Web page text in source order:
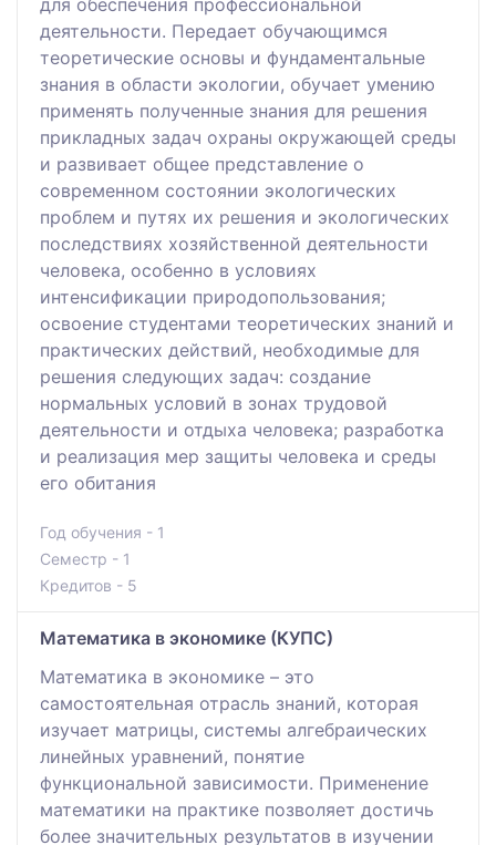
деятельности. Передает обучающимся
теоретические основы и фундаментальные
знания в области экологии, обучает умению
применять полученные знания для решения
прикладных задач охраны окружающей среды
и развивает общее представление о
современном состоянии экологических
проблем и путях их решения и экологических
последствиях хозяйственной деятельности
человека, особенно в условиях
интенсификации природопользования;
освоение студентами теоретических знаний и
практических действий, необходимые для
решения следующих задач: создание
нормальных условий в зонах трудовой
деятельности и отдыха человека; разработка
и реализация мер защиты человека и среды
его обитания
Год обучения - 1
Семестр - 1
Кредитов - 5
Математика в экономике (КУПС)
Математика в экономике – это
самостоятельная отрасль знаний, которая
изучает матрицы, системы алгебраических
линейных уравнений, понятие
функциональной зависимости. Применение
математики на практике позволяет достичь
более значительных результатов в изучении